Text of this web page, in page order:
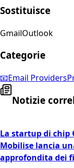
Sostituisce
GmailOutlook
Categorie
📧Email Providers
Notizie
La startup di chip
Mobilise lancia
approfondita dei